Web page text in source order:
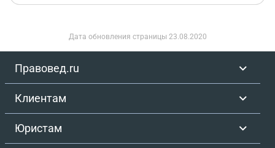
Дата обновления страницы 23.08.2020
Правовед.ru
Клиентам
Юристам